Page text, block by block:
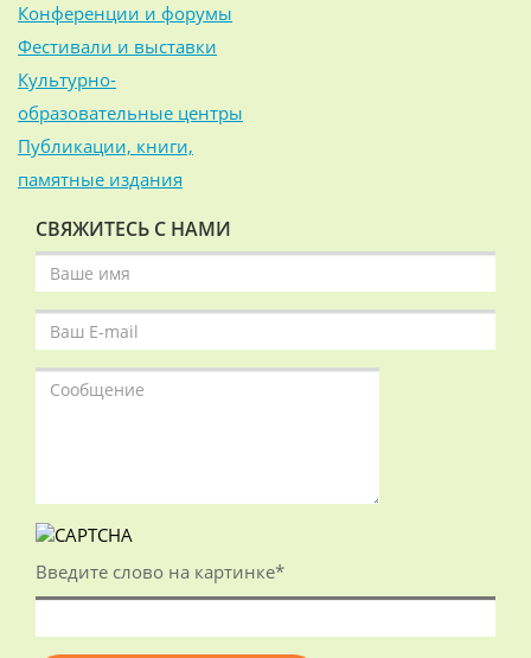
Конференции и форумы
Фестивали и выставки
Культурно-
образовательные центры
Публикации, книги,
памятные издания
СВЯЖИТЕСЬ С НАМИ
Введите слово на картинке*